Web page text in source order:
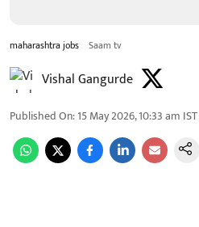
maharashtra jobs Saam tv
Vishal Gangurde
Published On:15 May 2026, 10:33 am IST